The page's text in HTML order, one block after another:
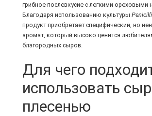
грибное послевкусие с легкими ореховыми
Благодаря использованию культуры
продукт приобретает специфический, но
аромат, который высоко ценится
благородных сыров.
Для чего
использовать
плесенью